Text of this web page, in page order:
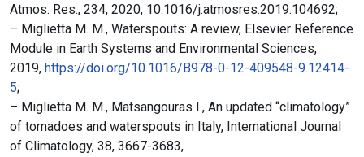
Atmos. Res., 234, 2020, 10.1016/j.atmosres.2019.104692;
– Miglietta M. M., Waterspouts: A review, Elsevier Reference
Module in Earth Systems and Environmental Sciences,
2019, https://doi.org/10.1016/B978-0-12-409548-9.12414-
5;
– Miglietta M. M., Matsangouras I., An updated “climatology”
of tornadoes and waterspouts in Italy, International Journal
of Climatology, 38, 3667-3683,